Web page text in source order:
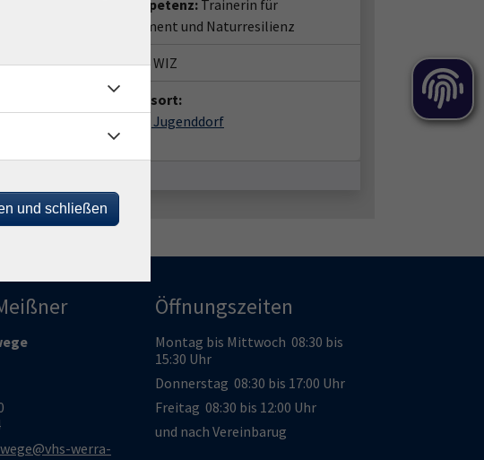
Dozentenkompetenz: Trainerin für
Stressmanagement und Naturresilienz
Geschäftsstelle WIZ
Veranstaltungsort:
Hoher Meißner, Jugenddorf
37290 Meißner
werra-
Öffnungszeiten
Montag bis Mittwoch 08:30 bis
15:30 Uhr
Donnerstag 08:30 bis 17:00 Uhr
Freitag 08:30 bis 12:00 Uhr
und nach Vereinbarug
und schließen